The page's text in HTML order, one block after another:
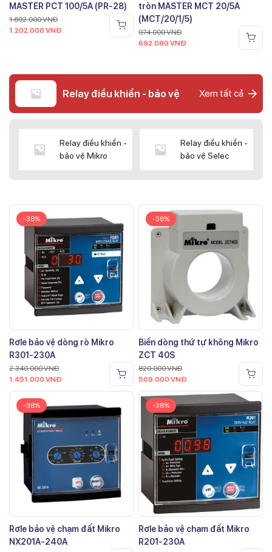
MASTER PCT 100/5A (PR-28)
1.692.000VNĐ
1.202.000 VNĐ
tròn MASTER MCT 20/5A
(MCT/20/1/5)
974.000VNĐ
692.080 VNĐ
Relay điều khiển - bảo vệ Xem tất cả
Relay điều khiển -
bảo vệ Mikro
Relay điều khiển -
bảo vệ Selec
-38%
Rơle bảo vệ dòng rò Mikro
R301-230A
2.340.000VNĐ
1.451.000 VNĐ
-38%
Biến dòng thứ tự không Mikro
ZCT 40S
820.000VNĐ
509.000 VNĐ
-38%
Rơle bảo vệ chạm đất Mikro
NX201A-240A
-38%
Rơle bảo vệ chạm đất Mikro
R201-230A